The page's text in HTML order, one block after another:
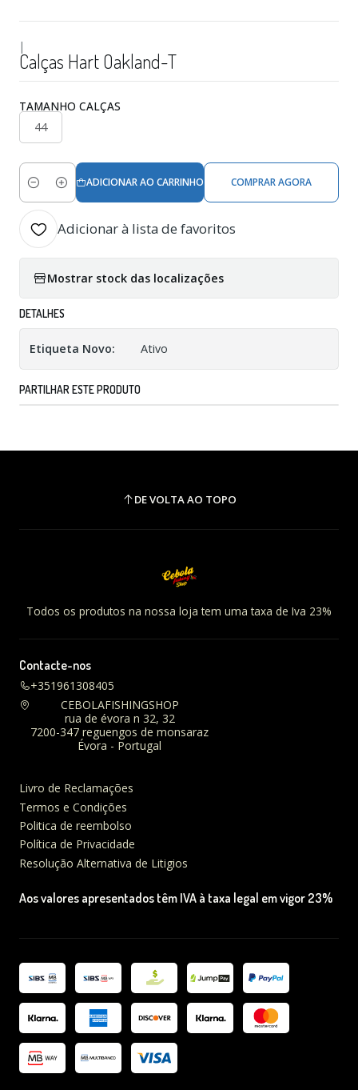
|
Calças Hart Oakland-T
TAMANHO CALÇAS
44
Quantidade
ADICIONAR AO CARRINHO COMPRAR AGORA
Adicionar à lista de favoritos
Mostrar stock das localizações
DETALHES
Etiqueta Novo: Ativo
PARTILHAR ESTE PRODUTO
DE VOLTA AO TOPO
Todos os produtos na nossa loja tem uma taxa de Iva 23%
Contacte-nos
+351961308405
CEBOLAFISHINGSHOP
rua de évora n 32, 32
7200-347 reguengos de monsaraz
Évora - Portugal
Livro de Reclamações
Termos e Condições
Politica de reembolso
Política de Privacidade
Resolução Alternativa de Litigios
Aos valores apresentados têm IVA à taxa legal em vigor 23%